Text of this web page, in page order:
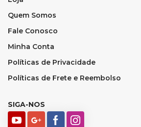
Quem Somos
Fale Conosco
Minha Conta
Políticas de Privacidade
Políticas de Frete e Reembolso
SIGA-NOS